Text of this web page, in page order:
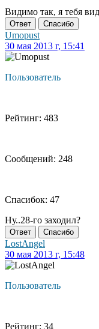
Видимо так, я тебя
Ответ Спасибо
Umopust
30 мая 2013 г, 15:41
Пользователь
Рейтинг: 483
Сообщений: 248
Спасибок: 47
Ну..28-го заходил?
Ответ Спасибо
LostAngel
30 мая 2013 г, 15:48
Пользователь
Рейтинг: 34